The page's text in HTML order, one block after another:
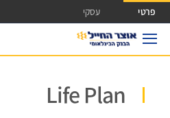
גישה ישירה לכפתור כניסה לחשבונך
פרטי עסקי
Life Plan